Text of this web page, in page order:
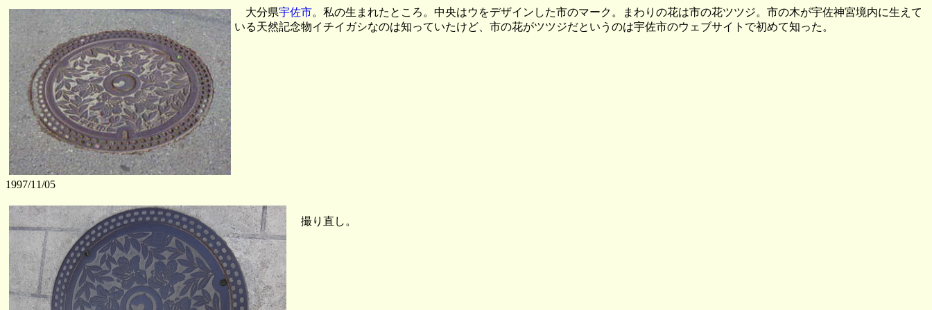
大分県宇佐市。私の生まれたところ。中央はウをデザインした市のマーク。まわりの花は市の花ツツジ。市の木が宇佐神宮境内に生えて
いる天然記念物イチイガシなのは知っていたけど、市の花がツツジだというのは宇佐市のウェブサイトで初めて知った。
1997/11/05
撮り直し。